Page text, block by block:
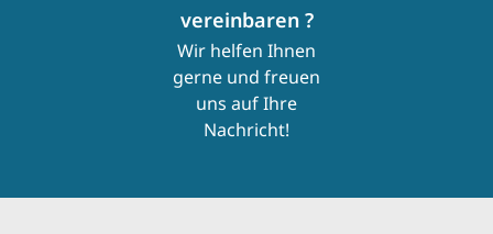
vereinbaren ?
Wir helfen Ihnen
gerne und freuen
uns auf Ihre
Nachricht!